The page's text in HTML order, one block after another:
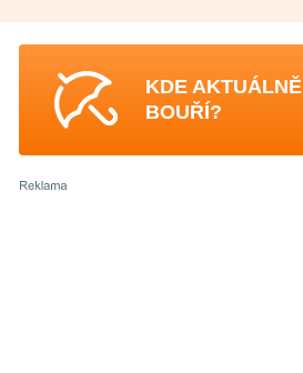
KDE AKTUÁLNĚ
BOUŘÍ?